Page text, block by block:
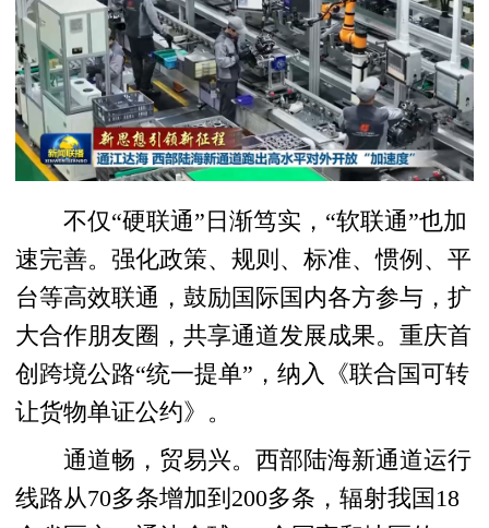
不仅“硬联通”日渐笃实，“软联通”也加
速完善。强化政策、规则、标准、惯例、平
台等高效联通，鼓励国际国内各方参与，扩
大合作朋友圈，共享通道发展成果。重庆首
创跨境公路“统一提单”，纳入《联合国可转
让货物单证公约》。
通道畅，贸易兴。西部陆海新通道运行
线路从70多条增加到200多条，辐射我国18